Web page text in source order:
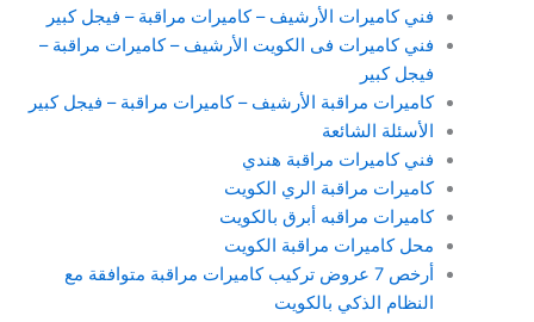
فني كاميرات الأرشيف – كاميرات مراقبة – فيجل كبير
فني كاميرات فى الكويت الأرشيف – كاميرات مراقبة –
فيجل كبير
كاميرات مراقبة الأرشيف – كاميرات مراقبة – فيجل كبير
الأسئلة الشائعة
فني كاميرات مراقبة هندي
كاميرات مراقبة الري الكويت
كاميرات مراقبه أبرق بالكويت
محل كاميرات مراقبة الكويت
أرخص 7 عروض تركيب كاميرات مراقبة متوافقة مع
النظام الذكي بالكويت